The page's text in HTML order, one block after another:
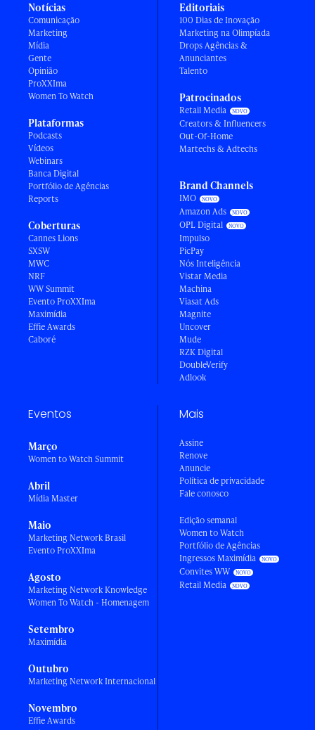
Notícias
Comunicação
Marketing
Mídia
Gente
Opinião
ProXXIma
Women To Watch
Plataformas
Podcasts
Vídeos
Webinars
Banca Digital
Portfólio de Agências
Reports
Coberturas
Cannes Lions
SXSW
MWC
NRF
WW Summit
Evento ProXXIma
Maximídia
Effie Awards
Caboré
Editoriais
100 Dias de Inovação
Marketing na Olimpíada
Drops Agências &
Anunciantes
Talento
Patrocinados
Retail Media
Creators & Influencers
Out-Of-Home
Martechs & Adtechs
Brand Channels
IMO
Amazon Ads
OPL Digital
Impulso
PicPay
Nós Inteligência
Vistar Media
Machina
Viasat Ads
Magnite
Uncover
Mude
RZK Digital
DoubleVerify
Adlook
Eventos
Março
Women to Watch Summit
Abril
Mídia Master
Maio
Marketing Network Brasil
Evento ProXXIma
Agosto
Marketing Network Knowledge
Women To Watch - Homenagem
Setembro
Maximídia
Outubro
Marketing Network Internacional
Novembro
Effie Awards
Mais
Assine
Renove
Anuncie
Política de privacidade
Fale conosco
Edição semanal
Women to Watch
Portfólio de Agências
Ingressos Maximídia
Convites WW
Retail Media